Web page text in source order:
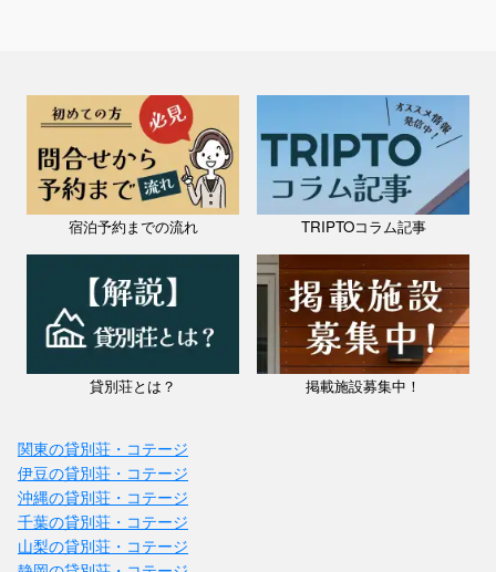
宿泊予約までの流れ TRIPTOコラム記事
貸別荘とは？ 掲載施設募集中！
関東の貸別荘・コテージ
伊豆の貸別荘・コテージ
沖縄の貸別荘・コテージ
千葉の貸別荘・コテージ
山梨の貸別荘・コテージ